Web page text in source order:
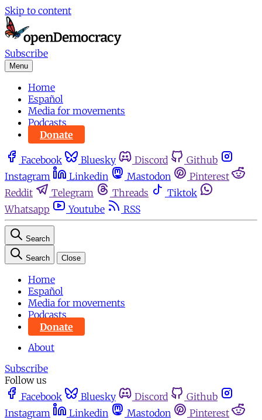
Skip to content
Subscribe
Menu
Home
Español
Media for movements
Podcasts
Donate
Facebook Bluesky Discord
Github
Instagram
Linkedin Mastodon
Pinterest
Reddit
Telegram Threads
Tiktok
Whatsapp
Youtube RSS
Search
Search Close
Home
Español
Media for movements
Podcasts
Donate
About
Subscribe
Follow us
Facebook
Bluesky Discord
Github
Instagram
Linkedin Mastodon
Pinterest